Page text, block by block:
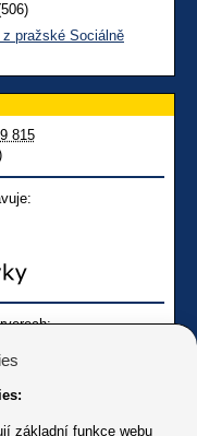
pražské Sociálně
815
základní funkce webu